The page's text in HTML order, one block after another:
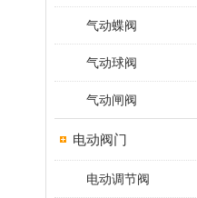
气动蝶阀
气动球阀
气动闸阀
电动阀门
电动调节阀